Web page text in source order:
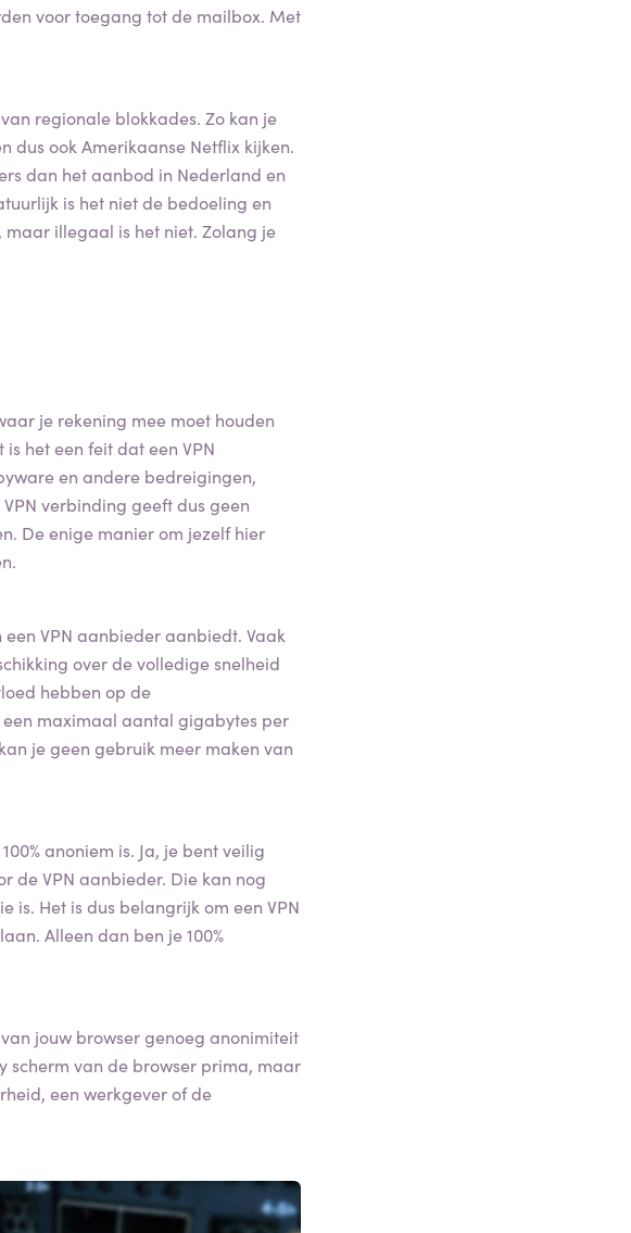
voor toegang tot de mailbox. Met
regionale blokkades. Zo kan je
dus ook Amerikaanse Netflix kijken.
dan het aanbod in Nederland en
is het niet de bedoeling en
illegaal is het niet. Zolang je
je rekening mee moet houden
het een feit dat een VPN
en andere bedreigingen,
verbinding geeft dus geen
De enige manier om jezelf hier
VPN aanbieder aanbiedt. Vaak
over de volledige snelheid
hebben op de
maximaal aantal gigabytes per
je geen gebruik meer maken van
anoniem is. Ja, je bent veilig
de VPN aanbieder. Die kan nog
is. Het is dus belangrijk om een VPN
Alleen dan ben je 100%
jouw browser genoeg anonimiteit
scherm van de browser prima, maar
een werkgever of de